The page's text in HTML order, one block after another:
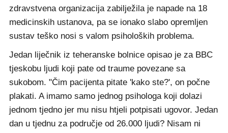
zdravstvena organizacija zabilježila je napade na 18
medicinskih ustanova, pa se ionako slabo opremljen
sustav teško nosi s valom psiholoških problema.
Jedan liječnik iz teheranske bolnice opisao je za BBC
tjeskobu ljudi koji pate od traume povezane sa
sukobom. "Čim pacijenta pitate 'kako ste?', on počne
plakati. A imamo samo jednog psihologa koji dolazi
jednom tjedno jer mu nisu htjeli potpisati ugovor. Jedan
dan u tjednu za područje od 26.000 ljudi? Nisam ni